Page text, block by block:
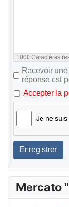
1000 Caractères
Recevoir
réponse est
Accepter la
Je ne
Enregistrer
Mercato